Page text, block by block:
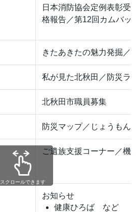
日本消防協会定例表彰受
格報告／第12回カムバッ
きたあきたの魅力発掘／
私が見た北秋田／防災ラ
北秋田市職員募集
防災マップ／じょうもん
ご遺族支援コーナー／機
お知らせ
健康ひろば など
スクロールできます